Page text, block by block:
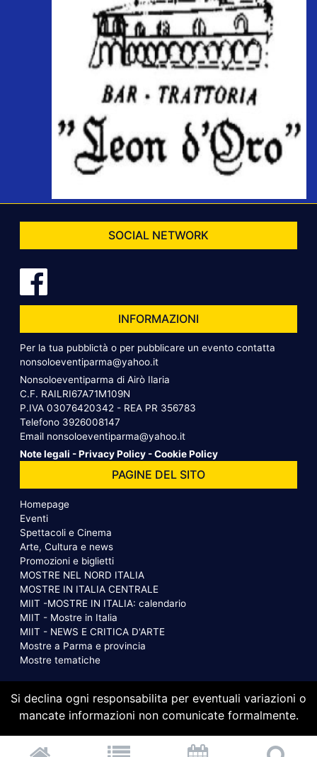
SOCIAL NETWORK
INFORMAZIONI
Per la tua pubblictà o per pubblicare un evento contatta
nonsoloeventiparma@yahoo.it
Nonsoloeventiparma di Airò Ilaria
C.F. RAILRI67A71M109N
P.IVA 03076420342 - REA PR 356783
Telefono 3926008147
Email nonsoloeventiparma@yahoo.it
Note legali -Privacy Policy -Cookie Policy
PAGINE DEL SITO
Homepage
Eventi
Spettacoli e Cinema
Arte, Cultura e news
Promozioni e biglietti
MOSTRE NEL NORD ITALIA
MOSTRE IN ITALIA CENTRALE
MIIT -MOSTRE IN ITALIA: calendario
MIIT - Mostre in Italia
MIIT - NEWS E CRITICA D'ARTE
Mostre a Parma e provincia
Mostre tematiche
Si declina ogni responsabilita per eventuali variazioni o
mancate informazioni non comunicate formalmente.